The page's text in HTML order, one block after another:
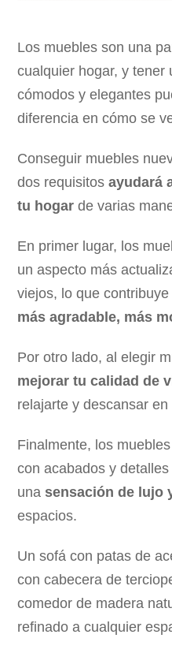
Los muebles son una
cualquier hogar, y tener
cómodos y elegantes
diferencia en cómo se
Conseguir muebles
dos requisitosayudará
tu hogar de varias
En primer lugar, los
un aspecto más
viejos, lo que
más agradable, más
Por otro lado, al elegir
mejorar tu calidad de
relajarte y descansar en
Finalmente, los
con acabados y
una sensación de lujo
espacios.
Un sofá con patas de
con cabecera de
comedor de madera
refinado a cualquier